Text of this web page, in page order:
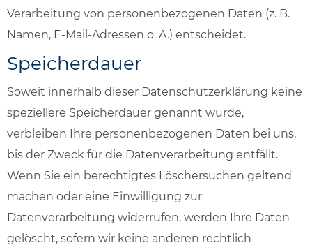
Verarbeitung von personenbezogenen Daten (z. B.
Namen, E-Mail-Adressen o. Ä.) entscheidet.
Speicherdauer
Soweit innerhalb dieser Datenschutzerklärung keine
speziellere Speicherdauer genannt wurde,
verbleiben Ihre personenbezogenen Daten bei uns,
bis der Zweck für die Datenverarbeitung entfällt.
Wenn Sie ein berechtigtes Löschersuchen geltend
machen oder eine Einwilligung zur
Datenverarbeitung widerrufen, werden Ihre Daten
gelöscht, sofern wir keine anderen rechtlich